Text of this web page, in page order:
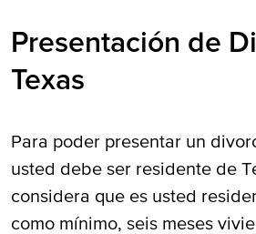
Presentación de
Texas
Para poder presentar un
usted debe ser residente de
considera que es usted
como mínimo, seis meses